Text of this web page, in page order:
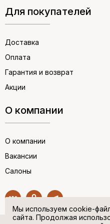
Для покупателей
Доставка
Оплата
Гарантия и возврат
Акции
О компании
О компании
Вакансии
Салоны
Мы используем cookie-
сайта. Продолжая